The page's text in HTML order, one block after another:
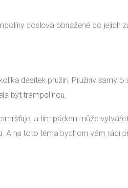
doslova obnažené do jejich
desítek pružin. Pružiny samy o
být trampolínou.
a tím pádem může
A na toto téma bychom vám rádi